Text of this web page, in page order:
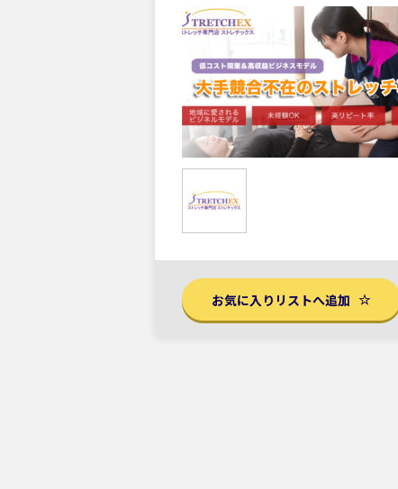
お気に入りリストへ追加